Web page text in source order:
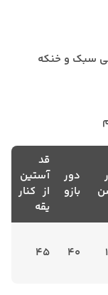
سبک و خنکه
دور
بازو
قد
آستین
از کنار
یقه
40
45